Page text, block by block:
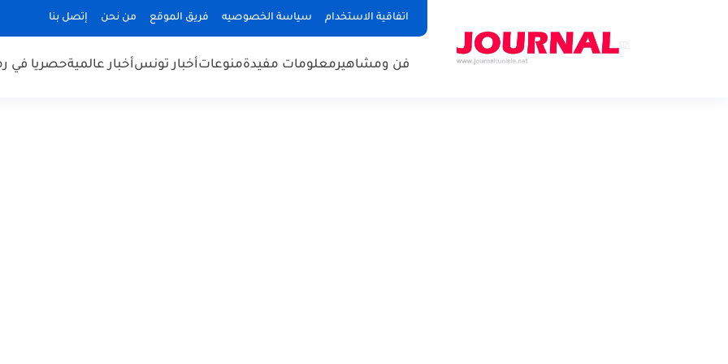
اتفاقية الاستخدام سياسة الخصوصيه فريق الموقع من نحن إتصل بنا
فن ومشاهيرمعلومات مفيدةمنوعاتأخبار تونسأخبار عالميةحصريا في